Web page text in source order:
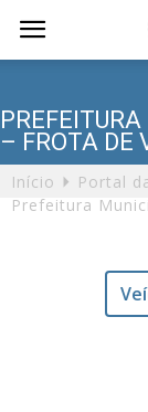
– FROTA DE
Início Portal
Prefeitura